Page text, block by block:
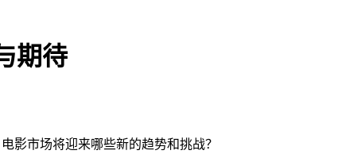
期待
影市场将迎来哪些新的趋势和挑战？